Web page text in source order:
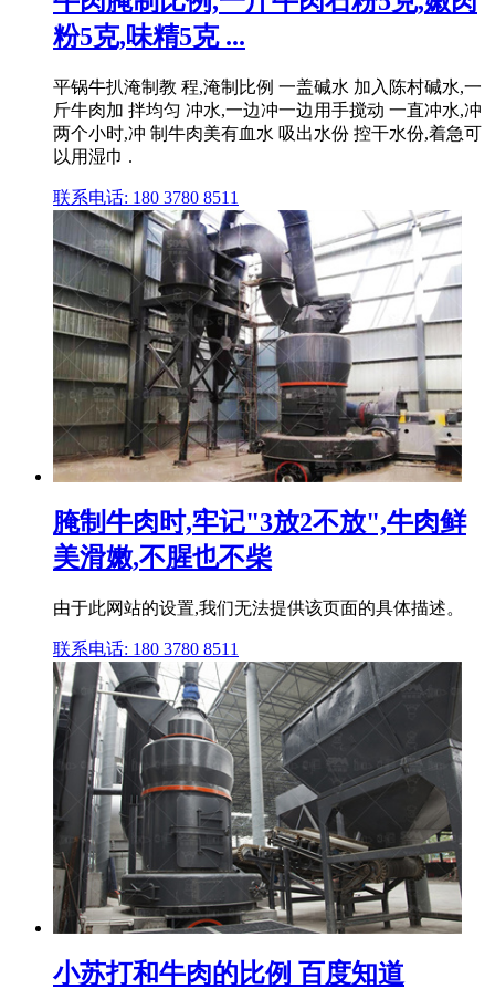
粉5克,味精5克 ...
平锅牛扒淹制教 程,淹制比例 一盖碱水 加入陈村碱水,一
斤牛肉加 拌均匀 冲水,一边冲一边用手搅动 一直冲水,冲
两个小时,冲 制牛肉美有血水 吸出水份 控干水份,着急可
以用湿巾 .
联系电话: 180 3780 8511
腌制牛肉时,牢记"3放2不放",牛肉鲜
美滑嫩,不腥也不柴
由于此网站的设置,我们无法提供该页面的具体描述。
联系电话: 180 3780 8511
小苏打和牛肉的比例 百度知道